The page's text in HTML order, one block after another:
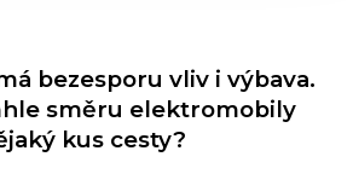
bezesporu vliv i výbava.
směru elektromobily
kus cesty?